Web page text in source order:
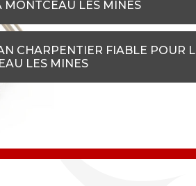
MONTCEAU LES MINES
CHARPENTIER FIABLE POUR
LES MINES